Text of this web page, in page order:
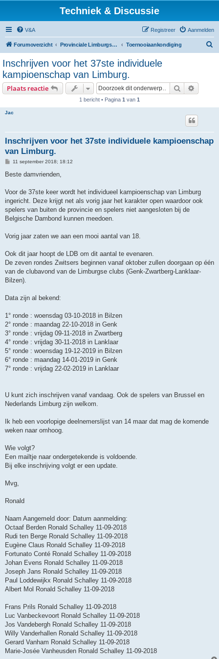
Techniek & Discussie
V&A Aanmelden
Registreer
Forumoverzicht Provinciale Limburgse Dambond Toernooiaankondiging
Inschrijven voor het 37ste individuele
kampioenschap van Limburg.
Plaats reactie Zoek
1 bericht • Pagina 1 van 1
Jac
Inschrijven voor het 37ste individuele kampioenschap
van Limburg.
B
r
h
11 september 2018; 18:12
Beste damvrienden,
Voor de 37ste keer wordt het individueel kampioenschap van Limburg
ingericht. Deze krijgt net als vorig jaar het karakter open waardoor ook
spelers van buiten de provincie en spelers niet aangesloten bij de
Belgische Dambond kunnen meedoen.
Vorig jaar zaten we aan een mooi aantal van 18.
Ook dit jaar hoopt de LDB om dit aantal te evenaren.
De zeven rondes Zwitsers beginnen vanaf oktober zullen doorgaan op één
van de clubavond van de Limburgse clubs (Genk-Zwartberg-Lanklaar-
Bilzen).
Data zijn al bekend:
1° ronde : woensdag 03-10-2018 in Bilzen
2° ronde : maandag 22-10-2018 in Genk
3° ronde : vrijdag 09-11-2018 in Zwartberg
4° ronde : vrijdag 30-11-2018 in Lanklaar
5° ronde : woensdag 19-12-2019 in Bilzen
6° ronde : maandag 14-01-2019 in Genk
7° ronde : vrijdag 22-02-2019 in Lanklaar
U kunt zich inschrijven vanaf vandaag. Ook de spelers van Brussel en
Nederlands Limburg zijn welkom.
Ik heb een voorlopige deelnemerslijst van 14 maar dat mag de komende
weken naar omhoog.
Wie volgt?
Een mailtje naar ondergetekende is voldoende.
Bij elke inschrijving volgt er een update.
Mvg,
Ronald
Naam Aangemeld door: Datum aanmelding:
Octaaf Berden Ronald Schalley 11-09-2018
Rudi ten Berge Ronald Schalley 11-09-2018
Eugène Claus Ronald Schalley 11-09-2018
Fortunato Conté Ronald Schalley 11-09-2018
Johan Evens Ronald Schalley 11-09-2018
Joseph Jans Ronald Schalley 11-09-2018
Paul Loddewijkx Ronald Schalley 11-09-2018
Albert Mol Ronald Schalley 11-09-2018
Frans Prils Ronald Schalley 11-09-2018
Luc Vanbeckevoort Ronald Schalley 11-09-2018
Jos Vandebergh Ronald Schalley 11-09-2018
Willy Vanderhallen Ronald Schalley 11-09-2018
Gerard Vanham Ronald Schalley 11-09-2018
Marie-Josée Vanheusden Ronald Schalley 11-09-2018